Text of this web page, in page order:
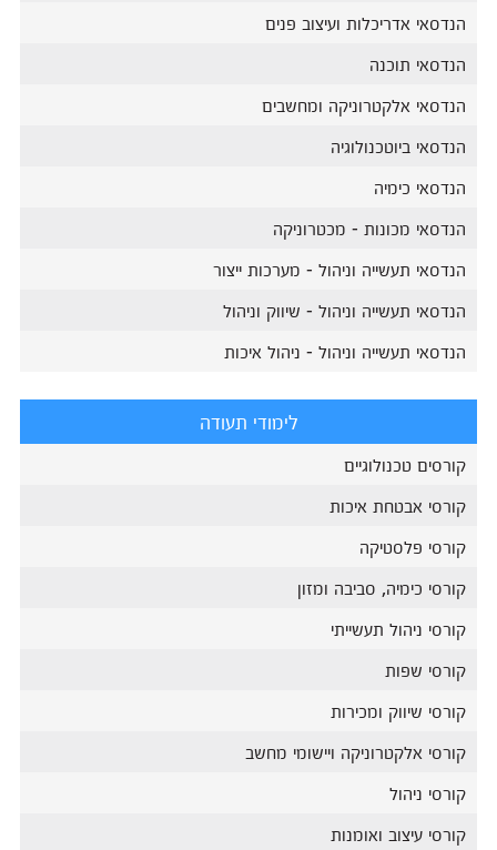
הנדסאי אדריכלות ועיצוב פנים
הנדסאי תוכנה
הנדסאי אלקטרוניקה ומחשבים
הנדסאי ביוטכנולוגיה
הנדסאי כימיה
הנדסאי מכונות - מכטרוניקה
הנדסאי תעשייה וניהול - מערכות ייצור
הנדסאי תעשייה וניהול - שיווק וניהול
הנדסאי תעשייה וניהול - ניהול איכות
לימודי תעודה
קורסים טכנולוגיים
קורסי אבטחת איכות
קורסי פלסטיקה
קורסי כימיה, סביבה ומזון
קורסי ניהול תעשייתי
קורסי שפות
קורסי שיווק ומכירות
קורסי אלקטרוניקה ויישומי מחשב
קורסי ניהול
קורסי עיצוב ואומנות